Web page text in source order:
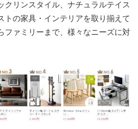
クリンスタイル、ナチュラルテイス
トの家具・インテリアを取り揃えて
ファミリーまで、様々なニーズに対